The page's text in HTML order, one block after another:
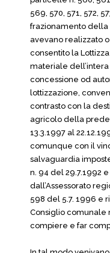
569, 570, 571, 572,
frazionamento della
avevano realizzato
consentito la
materiale
concessione od
lottizzazione,
contrasto con la
agricolo della
13.3.1997 al
comunque con il
salvaguardia
n. 94 del 29.7.1992
dall’Assessorato
598 del 5.7. 1996 e
Consiglio comunale
compiere e far